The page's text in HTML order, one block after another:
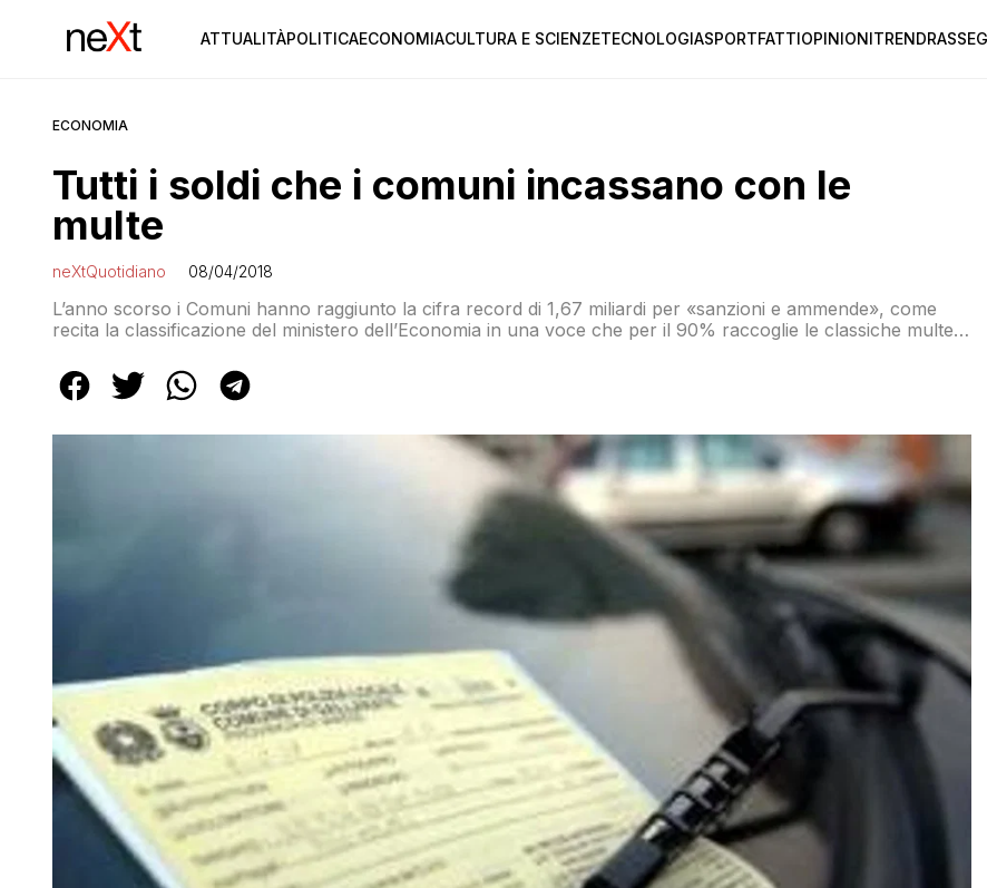
ATTUALITÀPOLITICAECONOMIACULTURA E SCIENZETECNOLOGIASPORTFATTIOPINIONITREND
ECONOMIA
Tutti i soldi che i comuni incassano con le
multe
neXtQuotidiano 08/04/2018
L’anno scorso i Comuni hanno raggiunto la cifra record di 1,67 miliardi per «sanzioni e ammende», come
recita la classificazione del ministero dell’Economia in una voce che per il 90% raccoglie le classiche multe